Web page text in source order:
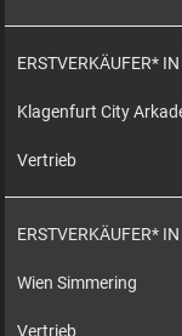
ERSTVERKÄUFER*
Klagenfurt City
Vertrieb
ERSTVERKÄUFER*
Wien Simmering
Vertrieb